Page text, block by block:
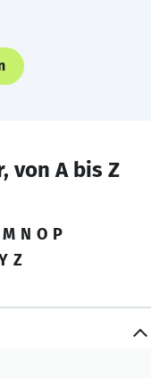
von A bis Z
M N O P
Z